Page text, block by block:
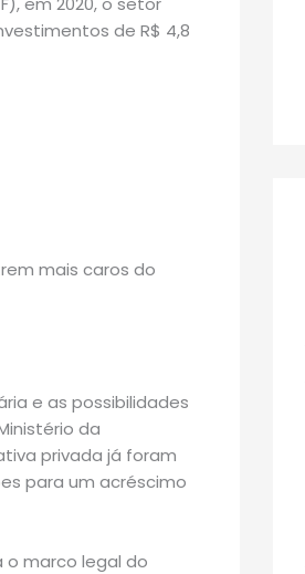
de R$ 4,8
e as possibilidades
da
privada já foram
para um acréscimo
o marco legal do